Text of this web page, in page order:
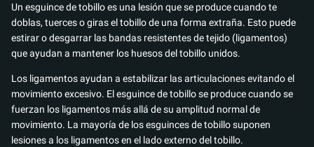
Un esguince de tobillo es una lesión que se produce cuando te
doblas, tuerces o giras el tobillo de una forma extraña. Esto puede
estirar o desgarrar las bandas resistentes de tejido (ligamentos)
que ayudan a mantener los huesos del tobillo unidos.
Los ligamentos ayudan a estabilizar las articulaciones evitando el
movimiento excesivo. El esguince de tobillo se produce cuando se
fuerzan los ligamentos más allá de su amplitud normal de
movimiento. La mayoría de los esguinces de tobillo suponen
lesiones a los ligamentos en el lado externo del tobillo.